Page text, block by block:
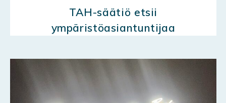
TAH-säätiö etsii
ympäristöasiantuntijaa